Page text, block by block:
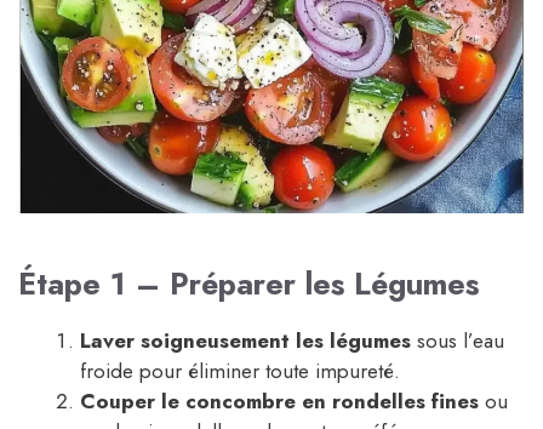
Étape 1 – Préparer les Légumes
Laver soigneusement les légumes sous l’eau
froide pour éliminer toute impureté.
Couper le concombre en rondelles fines ou